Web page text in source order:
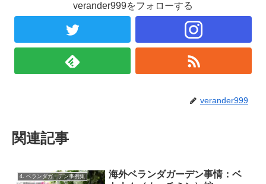
verander999をフォローする
verander999
関連記事
4. ベランダガーデン事例集
海外ベランダガーデン事情：ベ